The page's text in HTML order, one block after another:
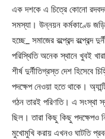
এক দশকে এ চিত্রে কোনো
সমস্যা। উন্নয়ন কর্মকাণ্ডে
হচ্ছে_ সমাজের রল্প্রেব্দ
পরিস্থিতি অনেক স্থানে খুবই
শীর্ষ দুর্নীতিগ্রস্ত দেশ হিসেবে
পদক্ষেপ নেওয়া হতে থাকে।
গঠন তারই পরিণতি। এ সংস্থা
ছিল। তারা কিছু কিছু পদক্ষেপও
মুখোমুখি করায় এখনও ঘাটতি